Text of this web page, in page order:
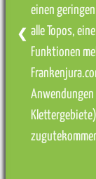
einen
alle Topos,
Funktionen
Anwendungen
❮